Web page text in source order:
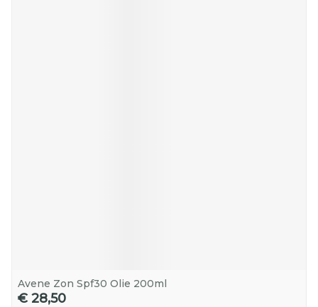
Avene Zon Spf30 Olie 200ml
€ 28,50